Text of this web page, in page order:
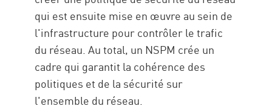
qui est ensuite mise en œuvre au sein de
l'infrastructure pour contrôler le trafic
du réseau. Au total, un NSPM crée un
cadre qui garantit la cohérence des
politiques et de la sécurité sur
l'ensemble du réseau.